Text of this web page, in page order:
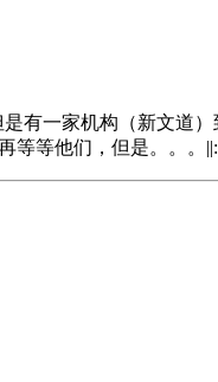
有一家机构（新文道
等他们，但是。。。||: